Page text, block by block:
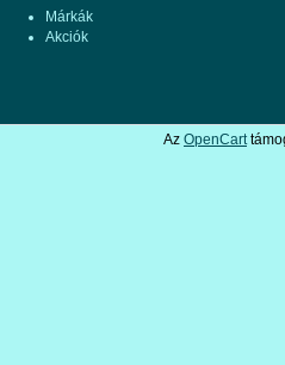
Márkák
Akciók
Az OpenCart